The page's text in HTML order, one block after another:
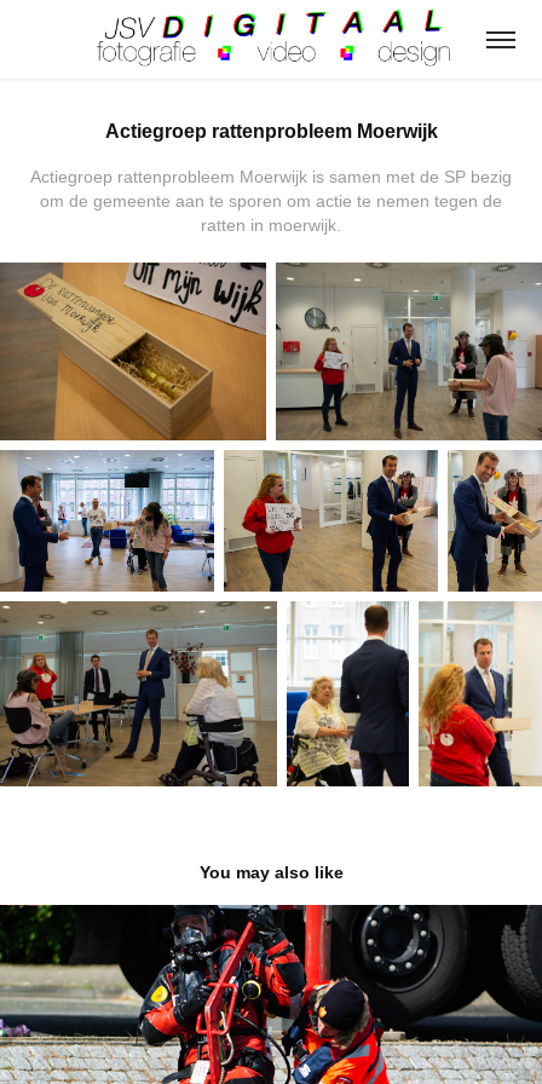
Actiegroep rattenprobleem Moerwijk
Actiegroep rattenprobleem Moerwijk is samen met de SP bezig
om de gemeente aan te sporen om actie te nemen tegen de
ratten in moerwijk.
You may also like